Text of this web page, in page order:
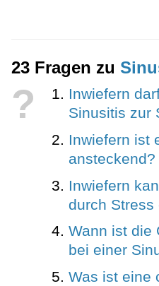
23 Fragen zu
?
Inwiefern
Sinusitis zur
Inwiefern ist
ansteckend?
Inwiefern
durch Stress
Wann ist die
bei einer
Was ist eine